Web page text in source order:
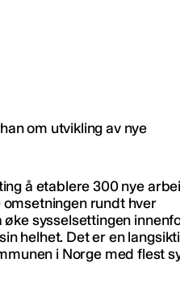
om utvikling av nye
å etablere 300 nye
omsetningen rundt hver
sysselsettingen
helhet. Det er en
i Norge med flest